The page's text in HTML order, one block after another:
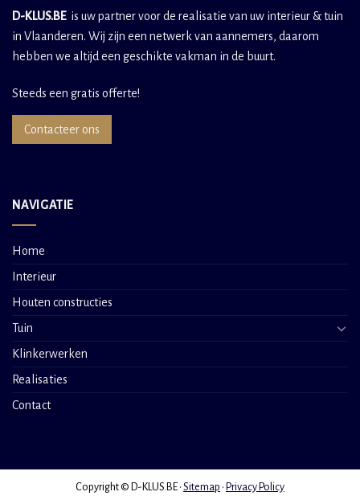
D-KLUS.BEis uw partner voor de realisatie van uw interieur & tuin
in Vlaanderen. Wij zijn een netwerk van aannemers, daarom
hebben we altijd een geschikte vakman in de buurt.
Steeds een gratis offerte!
Contacteer ons
NAVIGATIE
Home
Interieur
Houten constructies
Tuin
Klinkerwerken
Realisaties
Contact
Copyright © D-KLUS.BE • Sitemap • Privacy Policy